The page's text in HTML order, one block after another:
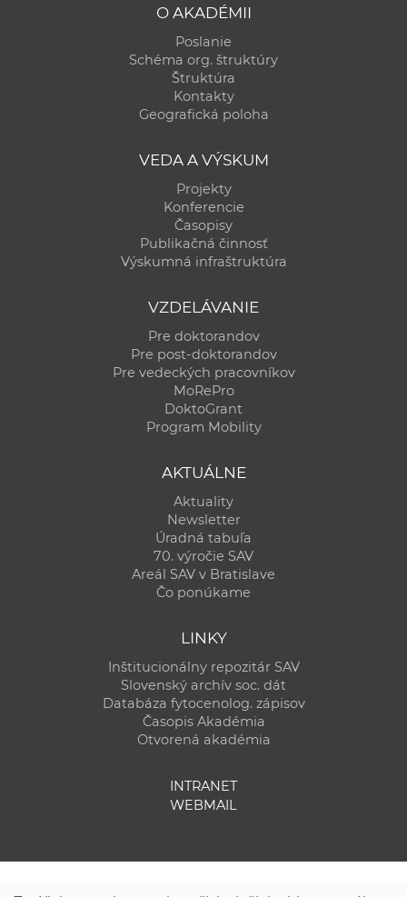
O AKADÉMII
Poslanie
Schéma org. štruktúry
Štruktúra
Kontakty
Geografická poloha
VEDA A VÝSKUM
Projekty
Konferencie
Časopisy
Publikačná činnosť
Výskumná infraštruktúra
VZDELÁVANIE
Pre doktorandov
Pre post-doktorandov
Pre vedeckých pracovníkov
MoRePro
DoktoGrant
Program Mobility
AKTUÁLNE
Aktuality
Newsletter
Úradná tabuľa
70. výročie SAV
Areál SAV v Bratislave
Čo ponúkame
LINKY
Inštitucionálny repozitár SAV
Slovenský archív soc. dát
Databáza fytocenolog. zápisov
Časopis Akadémia
Otvorená akadémia
INTRANET
WEBMAIL